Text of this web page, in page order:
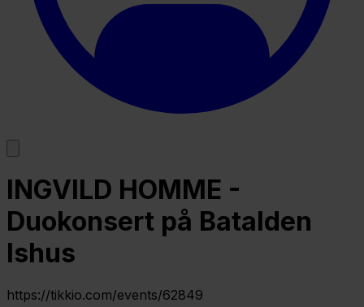
INGVILD HOMME -
Duokonsert på Batalden
Ishus
https://tikkio.com/events/62849